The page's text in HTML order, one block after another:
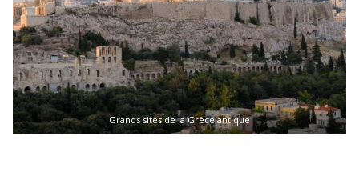
Grands sites de la Grèce antique